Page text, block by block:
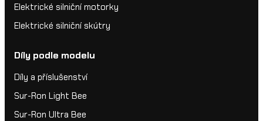
Elektrické silniční motorky
Elektrické silniční skútry
Díly podle modelu
Díly a příslušenství
Sur-Ron Light Bee
Sur-Ron Ultra Bee